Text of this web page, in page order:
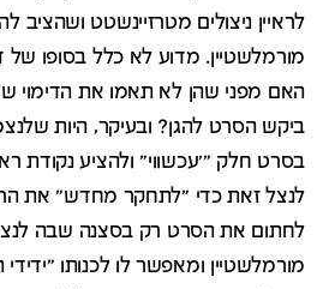
לראיין ניצולים מטרזיינשטט ושהציב
מורמלשטיין. מדוע לא כלל בסופו
האם מפני שהן לא תאמו את הדימוי
ביקש הסרט להגן? ובעיקר, היות
בסרט חלק "'עכשווי" ולהציע נקודת
לחתום את הסרט רק בסצנה שבה
מורמלשטיין ומאפשר לו לכנותו